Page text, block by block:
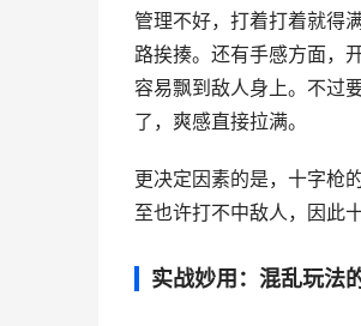
管理不好，打着打着就得
路挨揍。还有手感方面，
容易飘到敌人身上。不过
了，爽感直接拉满。
更决定因素的是，十字枪
至也许打不中敌人，因此
实战妙用：混乱玩法